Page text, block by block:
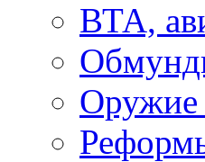
ВТА,
Оружие